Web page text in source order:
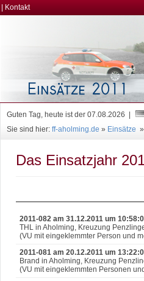
Kontakt
Guten Tag, heute ist der 07.08.2026 |
Sie sind hier: ff-aholming.de » Einsätze
Das Einsatzjahr
2011-082 am 31.12.2011 um
THL in Aholming, Kreuzung
(VU mit eingeklemmter Person und
2011-081 am 20.12.2011 um
Brand in Aholming, Kreuzung
(VU mit eingeklemmten Personen